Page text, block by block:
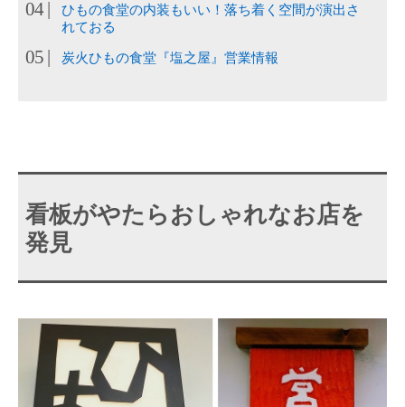
ひもの食堂の内装もいい！落ち着く空間が演出さ
れておる
炭火ひもの食堂『塩之屋』営業情報
看板がやたらおしゃれなお店を
発見